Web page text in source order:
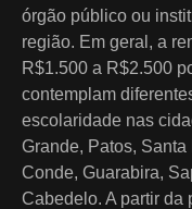
órgão público ou
região. Em geral, a
R$1.500 a R$2.500
contemplam
escolaridade nas
Grande, Patos,
Conde, Guarabira,
Cabedelo. A partir da